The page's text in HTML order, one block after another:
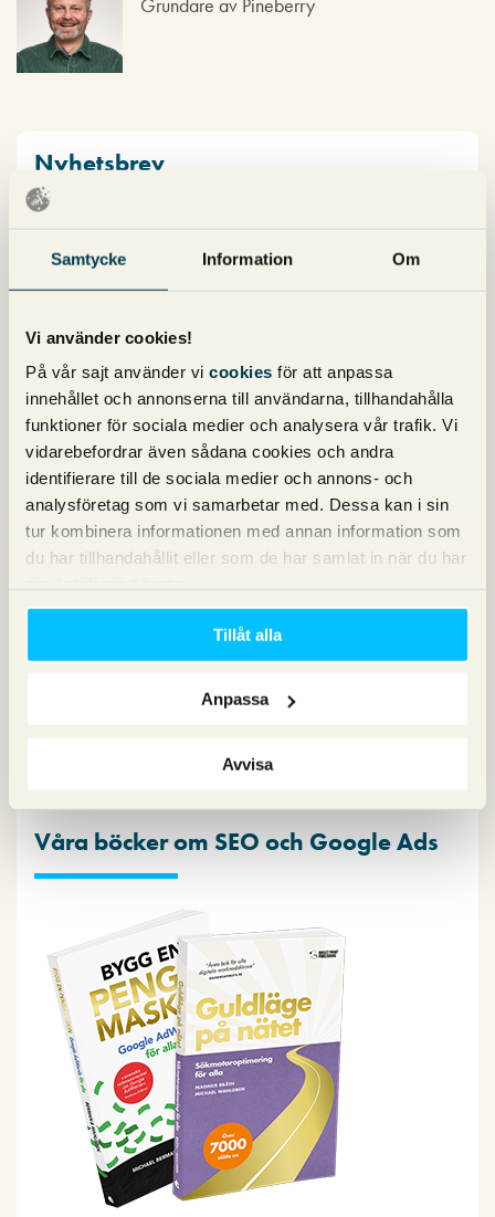
Samtycke Information Om
Vi använder cookies!
På vår sajt använder vi cookies för att anpassa
innehållet och annonserna till användarna, tillhandahålla
funktioner för sociala medier och analysera vår trafik. Vi
vidarebefordrar även sådana cookies och andra
identifierare till de sociala medier och annons- och
analysföretag som vi samarbetar med. Dessa kan i sin
tur kombinera informationen med annan information som
du har tillhandahållit eller som de har samlat in när du har
Tillåt alla
Anpassa
Avvisa
Grundare av Pineberry
Nyhetsbrev
Prenumerera på vårt nyhetsbrev för det
senaste inom SEO, Google Ads och sociala
medier!
Kategorier
Copy
Konvertering
Marknadsföring
SEO
Våra böcker om SEO och Google Ads